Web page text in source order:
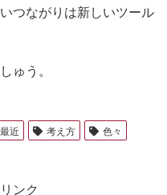
つながりは新しいツール
ゅう。
最近 考え方
色々
ンク